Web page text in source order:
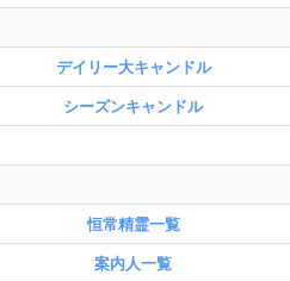
デイリー大キャンドル
シーズンキャンドル
恒常精霊一覧
案内人一覧